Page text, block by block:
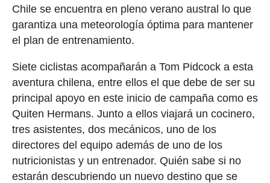
Chile se encuentra en pleno verano austral lo que
garantiza una meteorología óptima para mantener
el plan de entrenamiento.
Siete ciclistas acompañarán a Tom Pidcock a esta
aventura chilena, entre ellos el que debe de ser su
principal apoyo en este inicio de campaña como es
Quiten Hermans. Junto a ellos viajará un cocinero,
tres asistentes, dos mecánicos, uno de los
directores del equipo además de uno de los
nutricionistas y un entrenador. Quién sabe si no
estarán descubriendo un nuevo destino que se